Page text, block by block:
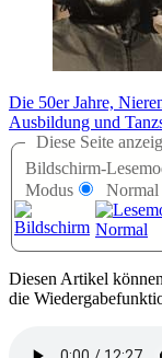
Die 50er Jahre,
Ausbildung und
Diese Seite
Bildschirm-
Modus
Normal
Diesen Artikel
die